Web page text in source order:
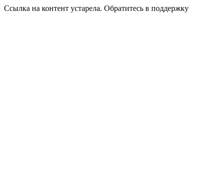
Ссылка на контент устарела. Обратитесь в поддержку